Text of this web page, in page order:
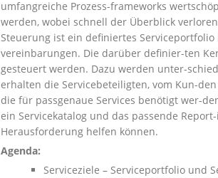
umfangreiche Prozess-frameworks
werden, wobei schnell der Überblick
Steuerung ist ein definiertes
vereinbarungen. Die darüber definier-ten
gesteuert werden. Dazu werden unter-
erhalten die Servicebeteiligten, vom Kun-
die für passgenaue Services benötigt wer-
ein Servicekatalog und das passende
Herausforderung helfen können.
Agenda:
Serviceziele – Serviceportfolio und